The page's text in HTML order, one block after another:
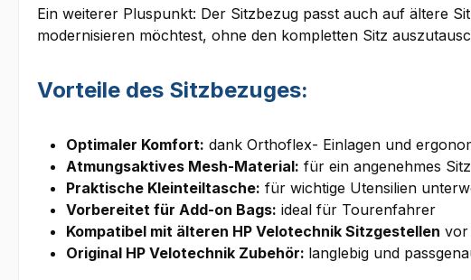
Ein weiterer Pluspunkt: Der Sitzbezug passt auch auf ältere
modernisieren möchtest, ohne den kompletten Sitz
Vorteile des Sitzbezuges:
Optimaler Komfort: dank Orthoflex- Einlagen und
Atmungsaktives Mesh-Material: für ein angenehmes
Praktische Kleinteiltasche: für wichtige Utensilien
Vorbereitet für Add-on Bags: ideal für Tourenfahrer
Kompatibel mit älteren HP Velotechnik Sitzgestellen vor
Original HP Velotechnik Zubehör: langlebig und